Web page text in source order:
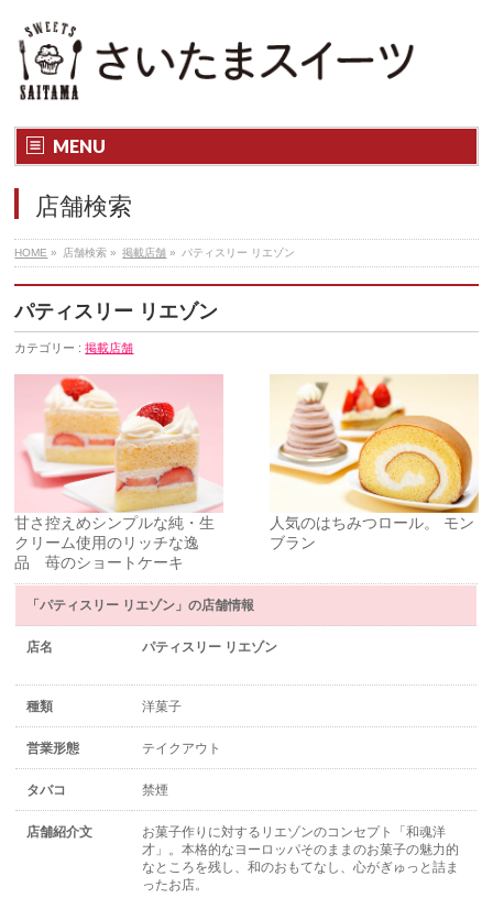
さいたま市内のスイーツ店の魅力・楽しみ方がわかる「さいたまス
イーツ」
MENU
店舗検索
HOME » 店舗検索 » 掲載店舗 » パティスリー リエゾン
パティスリー リエゾン
カテゴリー :掲載店舗
甘さ控えめシンプルな純・生
クリーム使用のリッチな逸
品 苺のショートケーキ
人気のはちみつロール。 モン
ブラン
「パティスリー リエゾン」の店舗情報
店名 パティスリー リエゾン
種類 洋菓子
営業形態 テイクアウト
タバコ 禁煙
店舗紹介文
お菓子作りに対するリエゾンのコンセプト「和魂洋
才」。本格的なヨーロッパそのままのお菓子の魅力的
なところを残し、和のおもてなし、心がぎゅっと詰ま
ったお店。